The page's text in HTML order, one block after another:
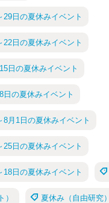
29日の夏休みイベント
22日の夏休みイベント
日の夏休みイベント
日の夏休みイベント
8月1日の夏休みイベント
25日の夏休みイベント
18日の夏休みイベント
） 夏休み（自由研究）